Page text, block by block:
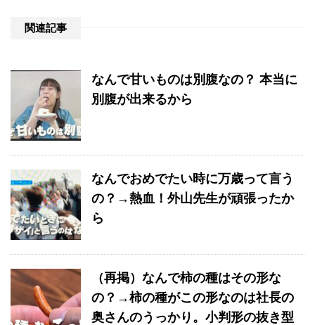
関連記事
なんで甘いものは別腹なの？ 本当に
別腹が出来るから
なんでおめでたい時に万歳って言う
の？→熱血！外山先生が頑張ったか
ら
（再掲）なんで柿の種はその形な
の？→柿の種がこの形なのは社長の
奥さんのうっかり。小判形の抜き型